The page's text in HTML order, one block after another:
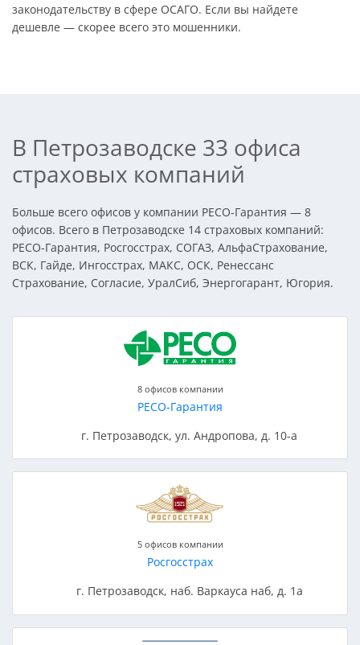
законодательству в сфере ОСАГО. Если вы найдете
дешевле — скорее всего это мошенники.
В Петрозаводске 33 офиса
страховых компаний
Больше всего офисов у компании РЕСО-Гарантия — 8
офисов. Всего в Петрозаводске 14 страховых компаний:
РЕСО-Гарантия, Росгосстрах, СОГАЗ, АльфаСтрахование,
ВСК, Гайде, Ингосстрах, МАКС, ОСК, Ренессанс
Страхование, Согласие, УралСиб, Энергогарант, Югория.
8 офисов компании
РЕСО-Гарантия
г. Петрозаводск, ул. Андропова, д. 10-а
5 офисов компании
Росгосстрах
г. Петрозаводск, наб. Варкауса наб, д. 1а